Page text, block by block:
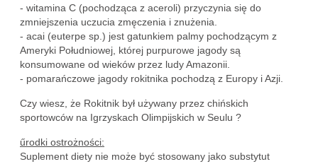
- witamina C (pochodząca z aceroli) przyczynia się do
zmniejszenia uczucia zmęczenia i znużenia.
- acai (euterpe sp.) jest gatunkiem palmy pochodzącym z
Ameryki Południowej, której purpurowe jagody są
konsumowane od wieków przez ludy Amazonii.
- pomarańczowe jagody rokitnika pochodzą z Europy i Azji.
Czy wiesz, że Rokitnik był używany przez chińskich
sportowców na Igrzyskach Olimpijskich w Seulu ?
űrodki ostrożności:
Suplement diety nie może być stosowany jako substytut